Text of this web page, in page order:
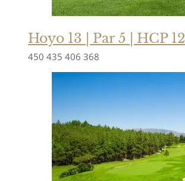
Hoyo 13 | Par 5 | HCP 12
450 435 406 368